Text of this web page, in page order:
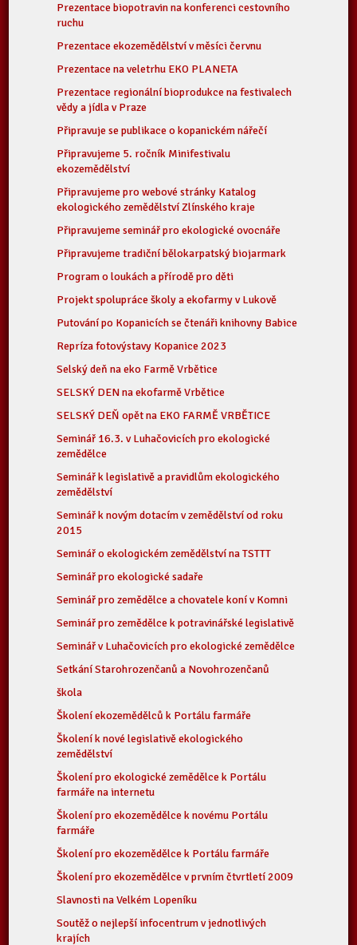
Prezentace biopotravin na konferenci cestovního
ruchu
Prezentace ekozemědělství v měsíci červnu
Prezentace na veletrhu EKO PLANETA
Prezentace regionální bioprodukce na festivalech
vědy a jídla v Praze
Připravuje se publikace o kopanickém nářečí
Připravujeme 5. ročník Minifestivalu
ekozemědělství
Připravujeme pro webové stránky Katalog
ekologického zemědělství Zlínského kraje
Připravujeme seminář pro ekologické ovocnáře
Připravujeme tradiční bělokarpatský biojarmark
Program o loukách a přírodě pro děti
Projekt spolupráce školy a ekofarmy v Lukově
Putování po Kopanicích se čtenáři knihovny Babice
Repríza fotovýstavy Kopanice 2023
Selský deň na eko Farmě Vrbětice
SELSKÝ DEN na ekofarmě Vrbětice
SELSKÝ DEŇ opět na EKO FARMĚ VRBĚTICE
Seminář 16.3. v Luhačovicích pro ekologické
zemědělce
Seminář k legislativě a pravidlům ekologického
zemědělství
Seminář k novým dotacím v zemědělství od roku
2015
Seminář o ekologickém zemědělství na TSTTT
Seminář pro ekologické sadaře
Seminář pro zemědělce a chovatele koní v Komni
Seminář pro zemědělce k potravinářské legislativě
Seminář v Luhačovicích pro ekologické zemědělce
Setkání Starohrozenčanů a Novohrozenčanů
škola
Školení ekozemědělců k Portálu farmáře
Školení k nové legislativě ekologického
zemědělství
Školení pro ekologické zemědělce k Portálu
farmáře na internetu
Školení pro ekozemědělce k novému Portálu
farmáře
Školení pro ekozemědělce k Portálu farmáře
Školení pro ekozemědělce v prvním čtvrtletí 2009
Slavnosti na Velkém Lopeníku
Soutěž o nejlepší infocentrum v jednotlivých
krajích